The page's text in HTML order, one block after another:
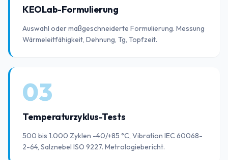
KEOLab-Formulierung
Auswahl oder maßgeschneiderte Formulierung. Messung
Wärmeleitfähigkeit, Dehnung, Tg, Topfzeit.
03
Temperaturzyklus-Tests
500 bis 1.000 Zyklen -40/+85 °C, Vibration IEC 60068-
2-64, Salznebel ISO 9227. Metrologiebericht.